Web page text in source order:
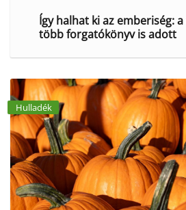
Így halhat ki az emberiség:
több forgatókönyv is adott
Hulladék